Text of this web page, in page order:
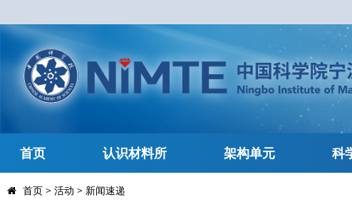
首页 认识材料所 架构单元 科
首页 > 活动 > 新闻速递